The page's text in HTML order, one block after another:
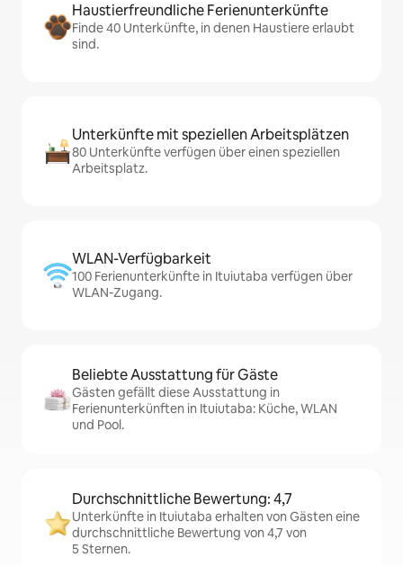
Haustierfreundliche Ferienunterkünfte
Finde 40 Unterkünfte, in denen Haustiere erlaubt
sind.
Unterkünfte mit speziellen Arbeitsplätzen
80 Unterkünfte verfügen über einen speziellen
Arbeitsplatz.
WLAN-Verfügbarkeit
100 Ferienunterkünfte in Ituiutaba verfügen über
WLAN-Zugang.
Beliebte Ausstattung für Gäste
Gästen gefällt diese Ausstattung in
Ferienunterkünften in Ituiutaba: Küche, WLAN
und Pool.
Durchschnittliche Bewertung: 4,7
Unterkünfte in Ituiutaba erhalten von Gästen eine
durchschnittliche Bewertung von 4,7 von
5 Sternen.